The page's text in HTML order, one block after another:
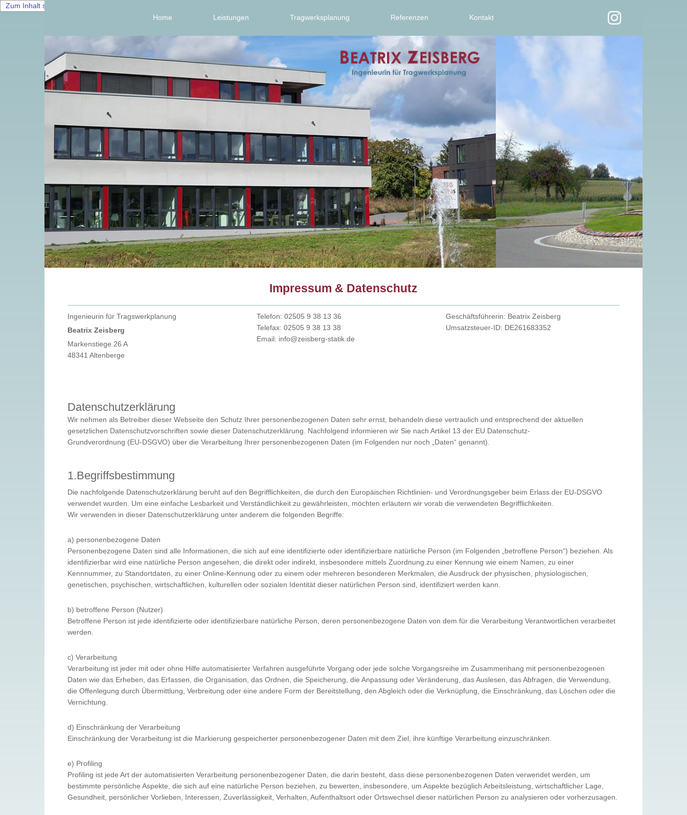
Zum Inhalt springen
Home
Leistungen Tragwerksplanung Referenzen Kontakt
Impressum & Datenschutz
Ingenieurin für Tragswerkplanung
Beatrix Zeisberg
Markenstiege 26 A
48341 Altenberge
Telefon: 02505 9 38 13 36
Telefax: 02505 9 38 13 38
Email: info@zeisberg-statik.de
Geschäftsführerin: Beatrix Zeisberg
Umsatzsteuer-ID: DE261683352
Datenschutzerklärung
Wir nehmen als Betreiber dieser Webseite den Schutz Ihrer personenbezogenen Daten sehr ernst, behandeln diese vertraulich und entsprechend der aktuellen
gesetzlichen Datenschutzvorschriften sowie dieser Datenschutzerklärung. Nachfolgend informieren wir Sie nach Artikel 13 der EU Datenschutz-
Grundverordnung (EU-DSGVO) über die Verarbeitung Ihrer personenbezogenen Daten (im Folgenden nur noch „Daten“ genannt).
1.Begriffsbestimmung
Die nachfolgende Datenschutzerklärung beruht auf den Begrifflichkeiten, die durch den Europäischen Richtlinien- und Verordnungsgeber beim Erlass der EU-DSGVO
verwendet wurden. Um eine einfache Lesbarkeit und Verständlichkeit zu gewährleisten, möchten erläutern wir vorab die verwendeten Begrifflichkeiten.
Wir verwenden in dieser Datenschutzerklärung unter anderem die folgenden Begriffe:
a) personenbezogene Daten
Personenbezogene Daten sind alle Informationen, die sich auf eine identifizierte oder identifizierbare natürliche Person (im Folgenden „betroffene Person“) beziehen. Als
identifizierbar wird eine natürliche Person angesehen, die direkt oder indirekt, insbesondere mittels Zuordnung zu einer Kennung wie einem Namen, zu einer
Kennnummer, zu Standortdaten, zu einer Online-Kennung oder zu einem oder mehreren besonderen Merkmalen, die Ausdruck der physischen, physiologischen,
genetischen, psychischen, wirtschaftlichen, kulturellen oder sozialen Identität dieser natürlichen Person sind, identifiziert werden kann.
b) betroffene Person (Nutzer)
Betroffene Person ist jede identifizierte oder identifizierbare natürliche Person, deren personenbezogene Daten von dem für die Verarbeitung Verantwortlichen verarbeitet
werden.
c) Verarbeitung
Verarbeitung ist jeder mit oder ohne Hilfe automatisierter Verfahren ausgeführte Vorgang oder jede solche Vorgangsreihe im Zusammenhang mit personenbezogenen
Daten wie das Erheben, das Erfassen, die Organisation, das Ordnen, die Speicherung, die Anpassung oder Veränderung, das Auslesen, das Abfragen, die Verwendung,
die Offenlegung durch Übermittlung, Verbreitung oder eine andere Form der Bereitstellung, den Abgleich oder die Verknüpfung, die Einschränkung, das Löschen oder die
Vernichtung.
d) Einschränkung der Verarbeitung
Einschränkung der Verarbeitung ist die Markierung gespeicherter personenbezogener Daten mit dem Ziel, ihre künftige Verarbeitung einzuschränken.
e) Profiling
Profiling ist jede Art der automatisierten Verarbeitung personenbezogener Daten, die darin besteht, dass diese personenbezogenen Daten verwendet werden, um
bestimmte persönliche Aspekte, die sich auf eine natürliche Person beziehen, zu bewerten, insbesondere, um Aspekte bezüglich Arbeitsleistung, wirtschaftlicher Lage,
Gesundheit, persönlicher Vorlieben, Interessen, Zuverlässigkeit, Verhalten, Aufenthaltsort oder Ortswechsel dieser natürlichen Person zu analysieren oder vorherzusagen.